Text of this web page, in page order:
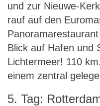
und zur Nieuwe-
rauf auf den
Blick auf Hafen und
Lichtermeer! 110
einem zentral
5. Tag: